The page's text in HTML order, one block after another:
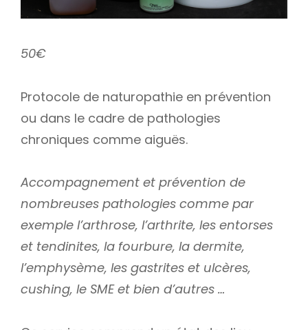
50€
Protocole de naturopathie en prévention
ou dans le cadre de pathologies
chroniques comme aiguës.
Accompagnement et prévention de
nombreuses pathologies comme par
exemple l’arthrose, l’arthrite, les entorses
et tendinites, la fourbure, la dermite,
l’emphysème, les gastrites et ulcères,
cushing, le SME et bien d’autres …